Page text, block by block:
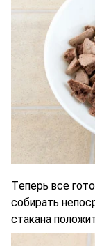
Теперь все
собирать
стакана